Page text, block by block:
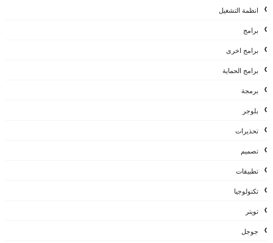
انظمة التشغيل
برامج
برامج اخرى
برامج الحماية
برمجة
بلوجر
تحذيرات
تصميم
تطبيقات
تكنولوجيا
تويتر
جوجل